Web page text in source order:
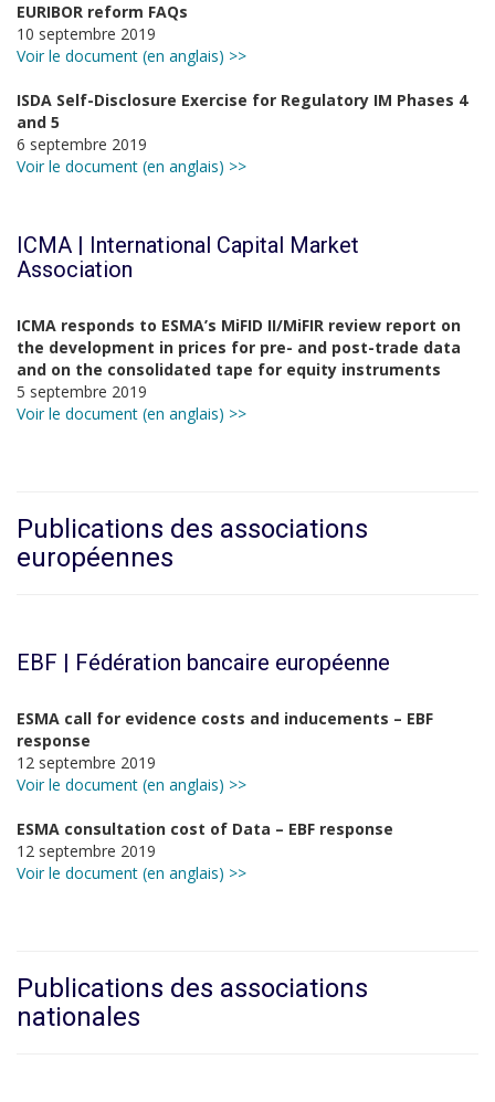
EURIBOR reform FAQs
10 septembre 2019
Voir le document (en anglais) >>
ISDA Self-Disclosure Exercise for Regulatory IM Phases 4
and 5
6 septembre 2019
Voir le document (en anglais) >>
ICMA | International Capital Market
Association
ICMA responds to ESMA’s MiFID II/MiFIR review report on
the development in prices for pre- and post-trade data
and on the consolidated tape for equity instruments
5 septembre 2019
Voir le document (en anglais) >>
Publications des associations
européennes
EBF | Fédération bancaire européenne
ESMA call for evidence costs and inducements – EBF
response
12 septembre 2019
Voir le document (en anglais) >>
ESMA consultation cost of Data – EBF response
12 septembre 2019
Voir le document (en anglais) >>
Publications des associations
nationales